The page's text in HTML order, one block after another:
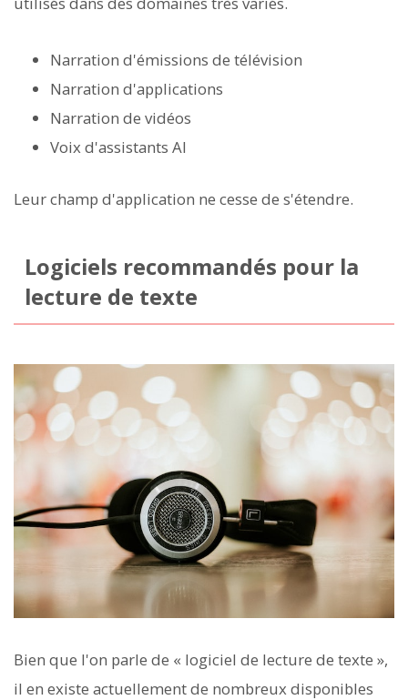
Narration d'émissions de télévision
Narration d'applications
Narration de vidéos
Voix d'assistants AI
Leur champ d'application ne cesse de s'étendre.
Logiciels recommandés pour la
lecture de texte
Bien que l'on parle de « logiciel de lecture de texte »,
il en existe actuellement de nombreux disponibles